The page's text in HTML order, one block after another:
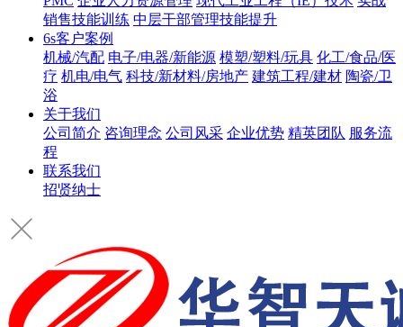
销售技能训练 中层干部管理技能提升
6s客户案例
机械/汽配 电子/电器/新能源 模塑/塑料/玩具 化工/食品/医
疗 机电/电气 科技/新材料/房地产 建筑工程/建材 陶瓷/卫
浴
关于我们
公司简介 咨询理念 公司风采 企业优势 精英团队 服务流
程
联系我们
招贤纳士